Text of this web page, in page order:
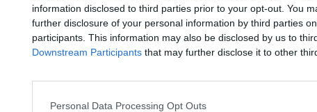
information disclosed to third parties prior to your opt-out. You
further disclosure of your personal information by third parties
participants. This information may also be disclosed by us to
Downstream Participants that may further disclose it to other
Personal Data Processing Opt Outs
fontaine se situe sur la gauche, route des
Eau moyennement fraîche.